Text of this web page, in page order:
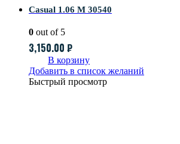
Casual 1.06 M 30540
0 out of 5
3,150.00 ₽
В корзину
Добавить в список желаний
Быстрый просмотр